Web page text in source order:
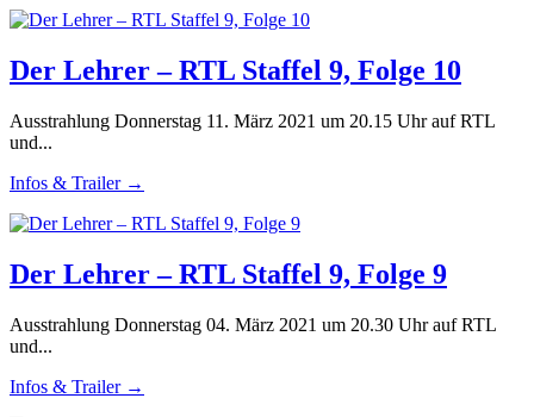
Der Lehrer – RTL Staffel 9, Folge 10
Ausstrahlung Donnerstag 11. März 2021 um 20.15 Uhr auf RTL
und...
Infos & Trailer →
Der Lehrer – RTL Staffel 9, Folge 9
Ausstrahlung Donnerstag 04. März 2021 um 20.30 Uhr auf RTL
und...
Infos & Trailer →